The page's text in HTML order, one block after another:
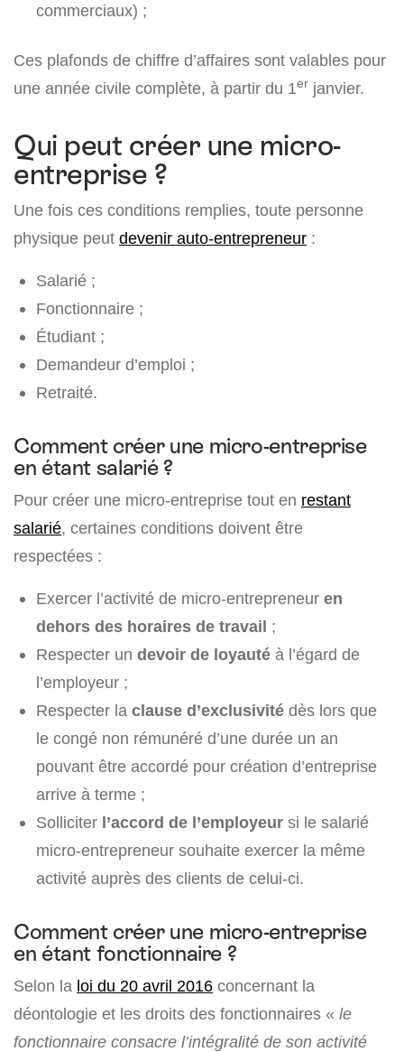
commerciaux) ;
Ces plafonds de chiffre d’affaires sont valables pour
une année civile complète, à partir du 1er janvier.
Qui peut créer une micro-
entreprise ?
Une fois ces conditions remplies, toute personne
physique peut devenir auto-entrepreneur :
Salarié ;
Fonctionnaire ;
Étudiant ;
Demandeur d’emploi ;
Retraité.
Comment créer une micro-entreprise
en étant salarié ?
Pour créer une micro-entreprise tout en restant
salarié, certaines conditions doivent être
respectées :
Exercer l’activité de micro-entrepreneur en
dehors des horaires de travail ;
Respecter un devoir de loyauté à l’égard de
l’employeur ;
Respecter la clause d’exclusivité dès lors que
le congé non rémunéré d’une durée un an
pouvant être accordé pour création d’entreprise
arrive à terme ;
Solliciter l’accord de l’employeur si le salarié
micro-entrepreneur souhaite exercer la même
activité auprès des clients de celui-ci.
Comment créer une micro-entreprise
en étant fonctionnaire ?
Selon la loi du 20 avril 2016 concernant la
déontologie et les droits des fonctionnaires « le
fonctionnaire consacre l’intégralité de son activité